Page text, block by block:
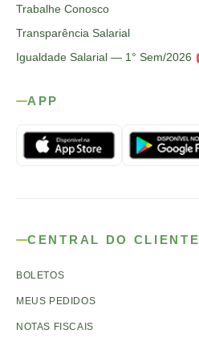
Trabalhe Conosco
Transparência Salarial
Igualdade Salarial — 1° Sem/2026
APP
CENTRAL DO CLIENTE
BOLETOS
MEUS PEDIDOS
NOTAS FISCAIS